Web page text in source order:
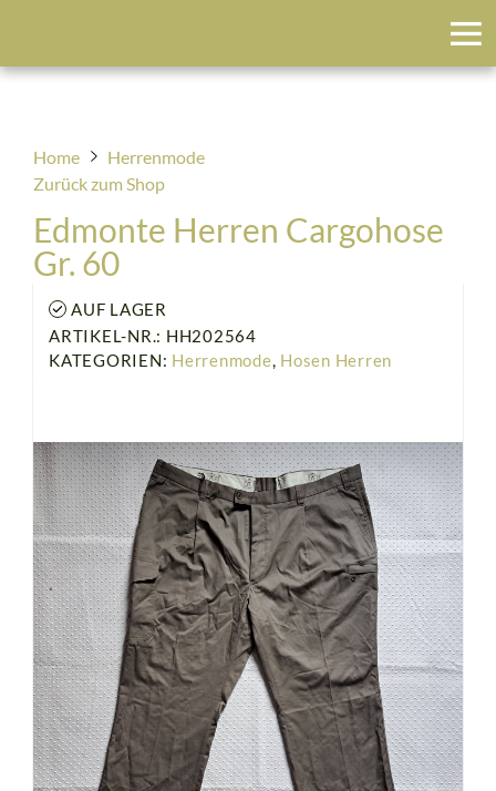
Home
Herrenmode
Zurück zum Shop
Edmonte Herren Cargohose
Gr. 60
AUF LAGER
ARTIKEL-NR.: HH202564
KATEGORIEN: Herrenmode, Hosen Herren